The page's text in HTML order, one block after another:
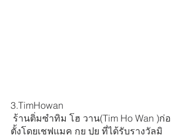
3.TimHowan
ตั้งโดยเชฟแมค กุย ปุย ที่ได้รับรางวัลมิ